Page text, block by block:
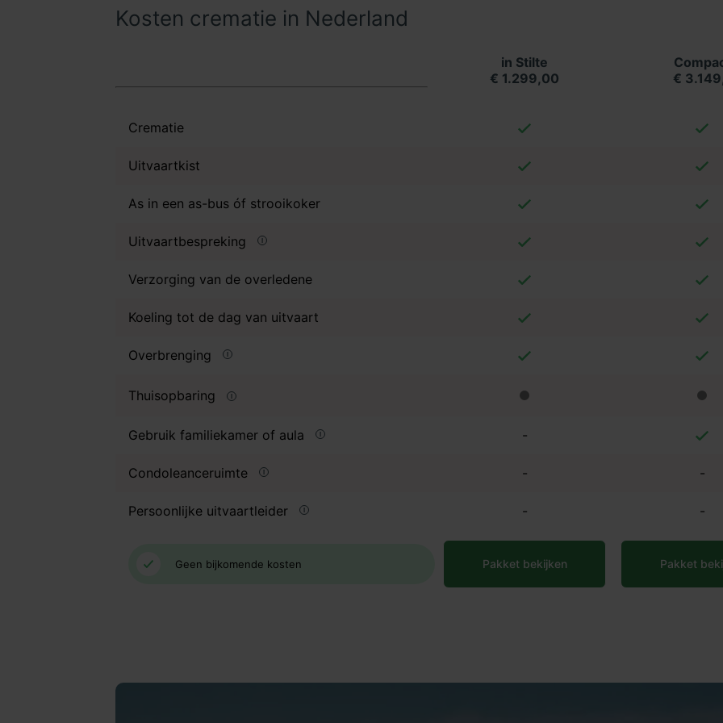
Kosten crematie in Nederland
in Stilte
€ 1.299,00
€
Crematie
Uitvaartkist
As in een as-bus óf strooikoker
Uitvaartbespreking
Verzorging van de overledene
Koeling tot de dag van uitvaart
Overbrenging
Thuisopbaring
Gebruik familiekamer of aula -
Condoleanceruimte - -
Persoonlijke uitvaartleider - -
Geen bijkomende kosten Pakket bekijken Pakket